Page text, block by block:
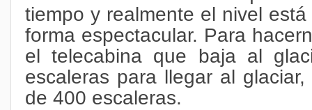
tiempo y realmente el nivel
forma espectacular. Para
el telecabina que baja al
escaleras para llegar al
de 400 escaleras.